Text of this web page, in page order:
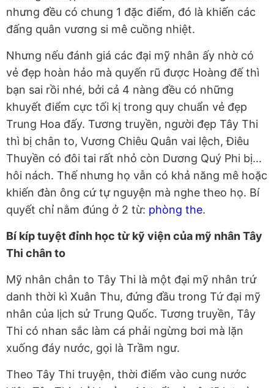
nhưng đều có chung 1 đặc điểm, đó là khiến các
đấng quân vương si mê cuồng nhiệt.
Nhưng nếu đánh giá các đại mỹ nhân ấy nhờ có
vẻ đẹp hoàn hảo mà quyến rũ được Hoàng đế thì
bạn sai rồi nhé, bởi cả 4 nàng đều có những
khuyết điểm cực tối kị trong quy chuẩn vẻ đẹp
Trung Hoa đấy. Tương truyền, người đẹp Tây Thi
thì bị chân to, Vương Chiêu Quân vai lệch, Điêu
Thuyền có đôi tai rất nhỏ còn Dương Quý Phi bị...
hôi nách. Thế nhưng họ vẫn có khả năng mê hoặc
khiến đàn ông cứ tự nguyện mà nghe theo họ. Bí
quyết chỉ nằm đúng ở 2 từ: phòng the.
Bí kíp tuyệt đỉnh học từ kỹ viện của mỹ nhân Tây
Thi chân to
Mỹ nhân chân to Tây Thi là một đại mỹ nhân trứ
danh thời kì Xuân Thu, đứng đầu trong Tứ đại mỹ
nhân của lịch sử Trung Quốc. Tương truyền, Tây
Thi có nhan sắc làm cá phải ngừng bơi mà lặn
xuống đáy nước, gọi là Trầm ngư.
Theo Tây Thi truyện, thời điểm vào cung nước